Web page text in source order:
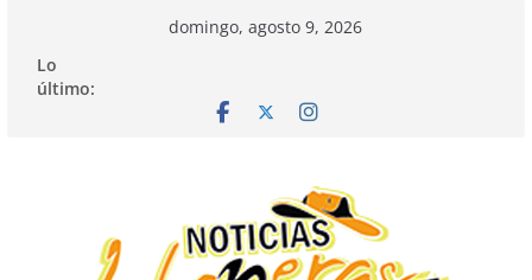
contenido
domingo, agosto 9, 2026
Lo
último: